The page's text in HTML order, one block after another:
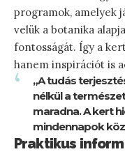
programok, amelyek
velük a botanika
fontosságát. Így a
hanem inspirációt is
„A tudás
nélkül a
maradna. A kert
mindennapok
Praktikus